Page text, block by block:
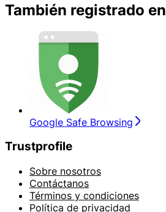
También registrado en
Google Safe Browsing
Trustprofile
Sobre nosotros
Contáctanos
Términos y condiciones
Política de privacidad